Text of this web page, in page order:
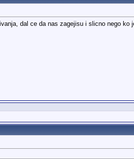
dal ce da nas zagejisu i slicno nego ko